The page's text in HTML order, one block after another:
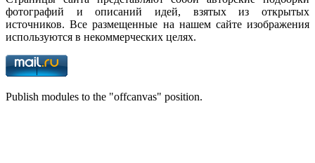
фотографий и описаний идей, взятых из открытых
источников. Все размещенные на нашем сайте изображения
используются в некоммерческих целях.
Publish modules to the "offcanvas" position.